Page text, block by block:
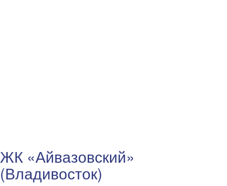
ЖК «Айвазовский»
(Владивосток)